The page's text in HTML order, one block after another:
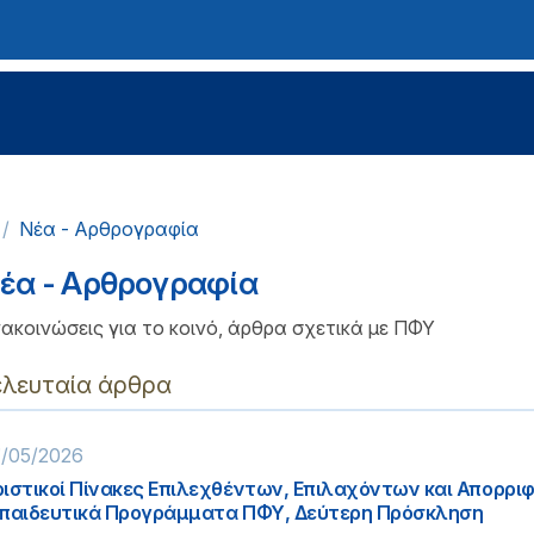
Νέα - Αρθρογραφία
- Αρθρογραφία
για το κοινό, άρθρα σχετικά με ΠΦΥ
άρθρα
05/2026
Πίνακες Επιλεχθέντων, Επιλαχόντων και
Προγράμματα ΠΦΥ, Δεύτερη Πρόσκληση